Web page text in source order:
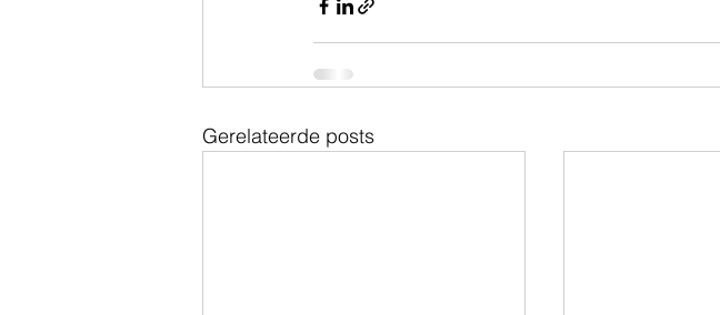
Gerelateerde posts